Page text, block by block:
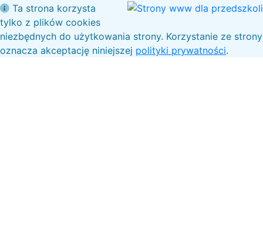
Ta strona korzysta
tylko z plików cookies
niezbędnych do użytkowania strony. Korzystanie ze strony
oznacza akceptację niniejszej polityki prywatności.